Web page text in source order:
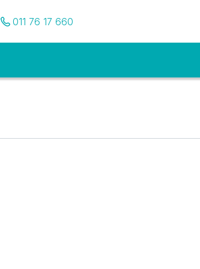
Pozovite nas
011 76 17 660